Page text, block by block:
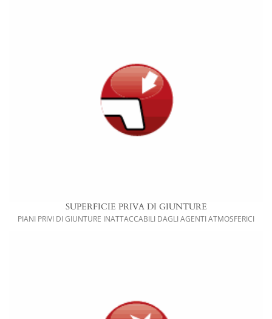
SUPERFICIE PRIVA DI GIUNTURE
PIANI PRIVI DI GIUNTURE INATTACCABILI DAGLI AGENTI ATMOSFERICI